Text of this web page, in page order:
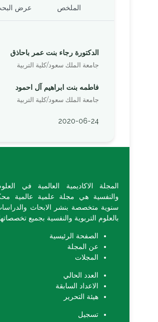
الملخص عرض
الدكتورة رجاء بنت عمر باحاذق
جامعة الملك سعود/كلية التربية
فاطمه بنت ابراهيم آل احمود
جامعة الملك سعود/كلية التربية
2020-06-24
المجلة الاكاديمية العالمية في
والنفسية هي مجلة علمية عالمية
سنوية متخصصة بنشر الابحاث
بالعلوم التربوية والنفسية بجميع
الصفحة الرئيسية
عن المجلة
المجلات
العدد الحالي
الاعداد السابقة
هيئة التحرير
تسجيل